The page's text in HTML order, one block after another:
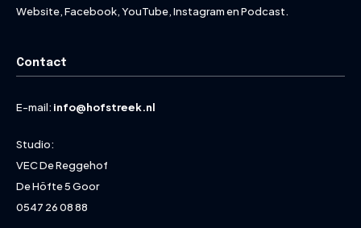
Website, Facebook, YouTube, Instagram en Podcast.
Contact
E-mail: info@hofstreek.nl
Studio:
VEC De Reggehof
De Höfte 5 Goor
0547 26 08 88